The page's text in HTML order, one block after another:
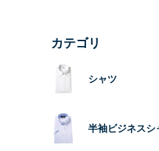
カテゴリ
シャツ
半袖ビジネスシ